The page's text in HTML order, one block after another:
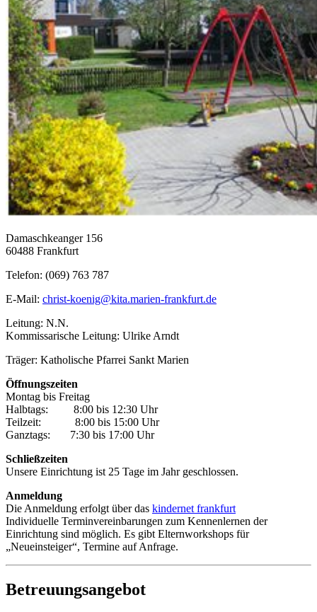
Damaschkeanger 156
60488 Frankfurt
Telefon: (069) 763 787
E-Mail: christ-koenig@kita.marien-frankfurt.de
Leitung: N.N.
Kommissarische Leitung: Ulrike Arndt
Träger: Katholische Pfarrei Sankt Marien
Öffnungszeiten
Montag bis Freitag
Halbtags:
8:00 bis 12:30 Uhr
Teilzeit:
8:00 bis 15:00 Uhr
Ganztags:
7:30 bis 17:00 Uhr
Schließzeiten
Unsere Einrichtung ist 25 Tage im Jahr geschlossen.
Anmeldung
Die Anmeldung erfolgt über das kindernet frankfurt
Individuelle Terminvereinbarungen zum Kennenlernen der
Einrichtung sind möglich. Es gibt Elternworkshops für
„Neueinsteiger“, Termine auf Anfrage.
Betreuungsangebot